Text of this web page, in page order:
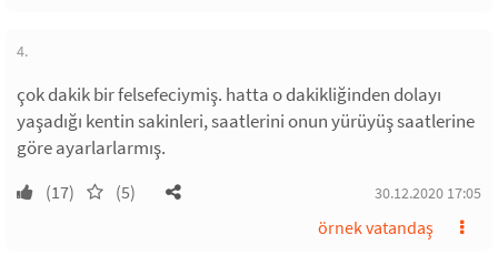
4.
çok dakik bir felsefeciymiş. hatta o dakikliğinden dolayı
yaşadığı kentin sakinleri, saatlerini onun yürüyüş saatlerine
göre ayarlarlarmış.
(17) (5) 30.12.2020 17:05
örnek vatandaş